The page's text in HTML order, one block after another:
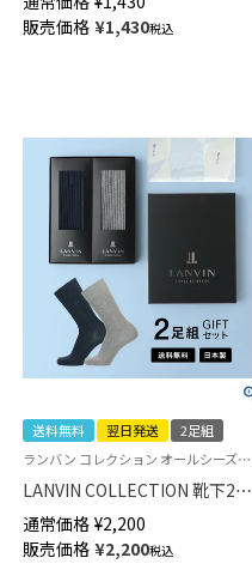
りホールド 抗菌防臭 20cmミド
ル丈 メンズ 02502576
販売価格 ¥1,430税込
送料無料 翌日発送
2足組
ランバン コレクション オールシーズン用 男性 ソックス 靴下 プレゼント ギフト 贈答 歳暮 クリスマス
LANVIN COLLECTION 靴下2足
セット 箱入りギフト リブ編み
クルー丈 ビジネス カジュアル
ソックス メンズ【365日最短翌
通常価格 ¥2,200
販売価格 ¥2,200税込